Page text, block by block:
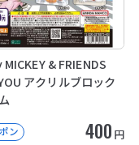
& FRIENDS
アクリルブロック
ン 400 円